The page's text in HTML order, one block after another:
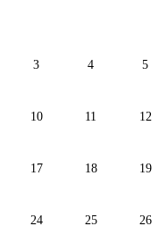
3 4 5
10 11 12
17 18 19
24 25 26